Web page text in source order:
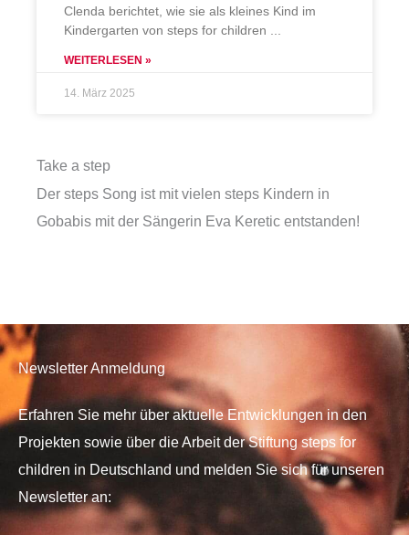
Clenda berichtet, wie sie als kleines Kind im
Kindergarten von steps for children
WEITERLESEN »
14. März 2025
Take a step
Der steps Song ist mit vielen steps Kindern in
Gobabis mit der Sängerin Eva Keretic entstanden!
Newsletter Anmeldung
Erfahren Sie mehr über aktuelle Entwicklungen in den
Projekten sowie über die Arbeit der Stiftung steps for
children in Deutschland und melden Sie sich für unseren
Newsletter an: